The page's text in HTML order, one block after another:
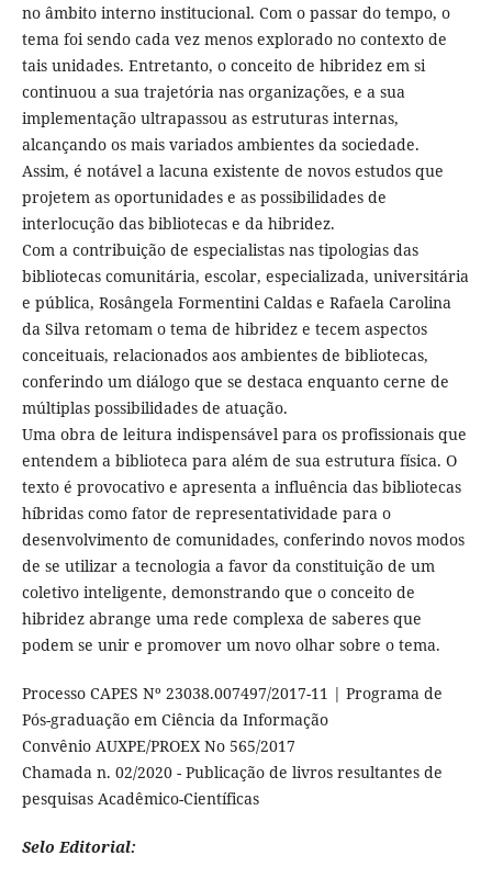
no âmbito interno institucional. Com o passar do tempo, o
tema foi sendo cada vez menos explorado no contexto de
tais unidades. Entretanto, o conceito de hibridez em si
continuou a sua trajetória nas organizações, e a sua
implementação ultrapassou as estruturas internas,
alcançando os mais variados ambientes da sociedade.
Assim, é notável a lacuna existente de novos estudos que
projetem as oportunidades e as possibilidades de
interlocução das bibliotecas e da hibridez.
Com a contribuição de especialistas nas tipologias das
bibliotecas comunitária, escolar, especializada, universitária
e pública, Rosângela Formentini Caldas e Rafaela Carolina
da Silva retomam o tema de hibridez e tecem aspectos
conceituais, relacionados aos ambientes de bibliotecas,
conferindo um diálogo que se destaca enquanto cerne de
múltiplas possibilidades de atuação.
Uma obra de leitura indispensável para os profissionais que
entendem a biblioteca para além de sua estrutura física. O
texto é provocativo e apresenta a influência das bibliotecas
híbridas como fator de representatividade para o
desenvolvimento de comunidades, conferindo novos modos
de se utilizar a tecnologia a favor da constituição de um
coletivo inteligente, demonstrando que o conceito de
hibridez abrange uma rede complexa de saberes que
podem se unir e promover um novo olhar sobre o tema.
Processo CAPES Nº 23038.007497/2017-11 | Programa de
Pós-graduação em Ciência da Informação
Convênio AUXPE/PROEX No 565/2017
Chamada n. 02/2020 - Publicação de livros resultantes de
pesquisas Acadêmico-Científicas
Selo Editorial: